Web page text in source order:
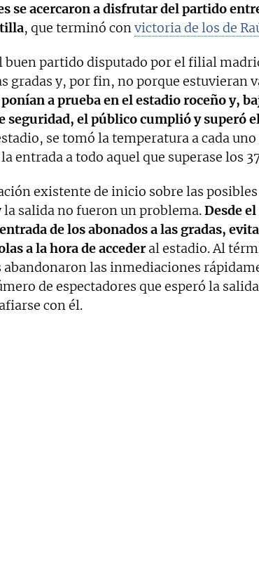
se acercaron a disfrutar del partido
, que terminó convictoria de los de
buen partido disputado por el filial
gradas y, por fin, no porque estuvieran
a prueba en el estadio roceño y,
seguridad, el público cumplió y superó
se tomó la temperatura a cada
entrada a todo aquel que superase los
existente de inicio sobre las
la salida no fueron un problema.Desde
de los abonados a las gradas,
a la hora de accederal estadio. Al
abandonaron las inmediaciones
de espectadores que esperó la
con él.